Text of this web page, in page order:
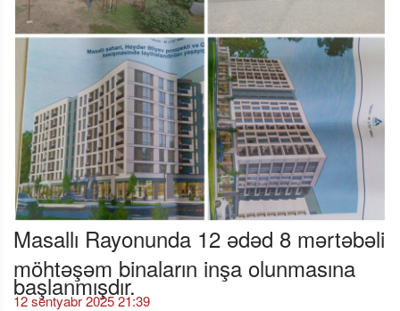
Masallı Rayonunda 12 ədəd 8 mərtəbəli
möhtəşəm binaların inşa olunmasına
başlanmışdır.
12 sentyabr 2025 21:39